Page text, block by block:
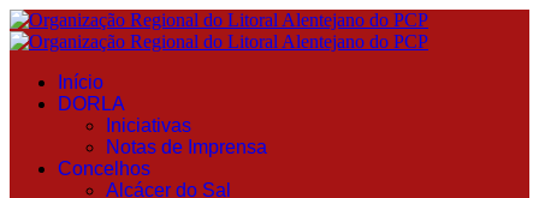
Início
DORLA
Iniciativas
Notas de Imprensa
Concelhos
Alcácer do Sal